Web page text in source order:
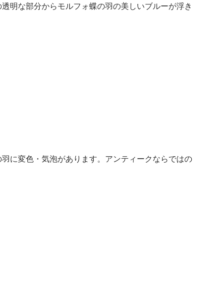
明な部分からモルフォ蝶の羽の美しいブルーが浮き
に変色・気泡があります。アンティークならではの